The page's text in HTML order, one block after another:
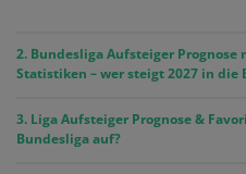
2. Bundesliga Aufsteiger Prognose
Statistiken – wer steigt 2027 in die
3. Liga Aufsteiger Prognose &
Bundesliga auf?